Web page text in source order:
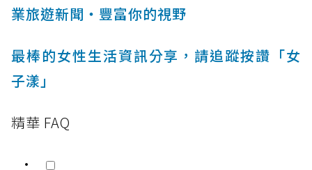
業旅遊新聞‧豐富你的視野
最棒的女性生活資訊分享，請追蹤按讚「女
子漾」
精華 FAQ